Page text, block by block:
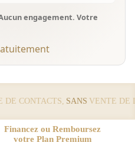
engagement. Votre
CONTACTS, SANSVENTE DE
Financez ou Remboursez
votre Plan Premium